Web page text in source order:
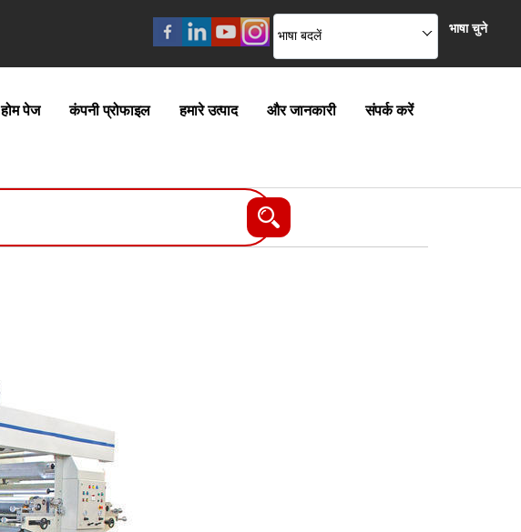
भाषा बदलें भाषा चुने
होम पेज कंपनी प्रोफाइल हमारे उत्पाद और जानकारी संपर्क करें